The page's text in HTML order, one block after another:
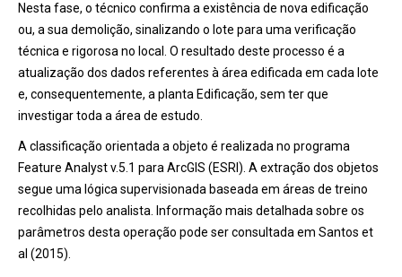
Nesta fase, o técnico confirma a existência de nova edificação
ou, a sua demolição, sinalizando o lote para uma verificação
técnica e rigorosa no local. O resultado deste processo é a
atualização dos dados referentes à área edificada em cada lote
e, consequentemente, a planta Edificação, sem ter que
investigar toda a área de estudo.
A classificação orientada a objeto é realizada no programa
Feature Analyst v.5.1 para ArcGIS (ESRI). A extração dos objetos
segue uma lógica supervisionada baseada em áreas de treino
recolhidas pelo analista. Informação mais detalhada sobre os
parâmetros desta operação pode ser consultada em Santos et
al (2015).